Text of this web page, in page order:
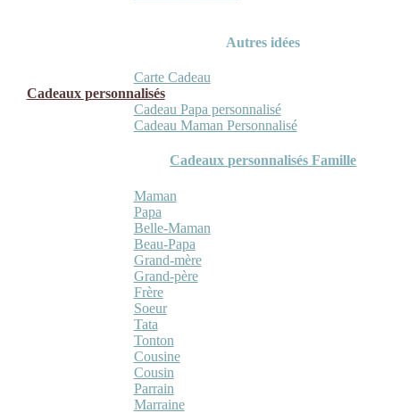
Autres idées
Carte Cadeau
Cadeaux personnalisés
Cadeau Papa personnalisé
Cadeau Maman Personnalisé
Cadeaux personnalisés Famille
Maman
Papa
Belle-Maman
Beau-Papa
Grand-mère
Grand-père
Frère
Soeur
Tata
Tonton
Cousine
Cousin
Parrain
Marraine